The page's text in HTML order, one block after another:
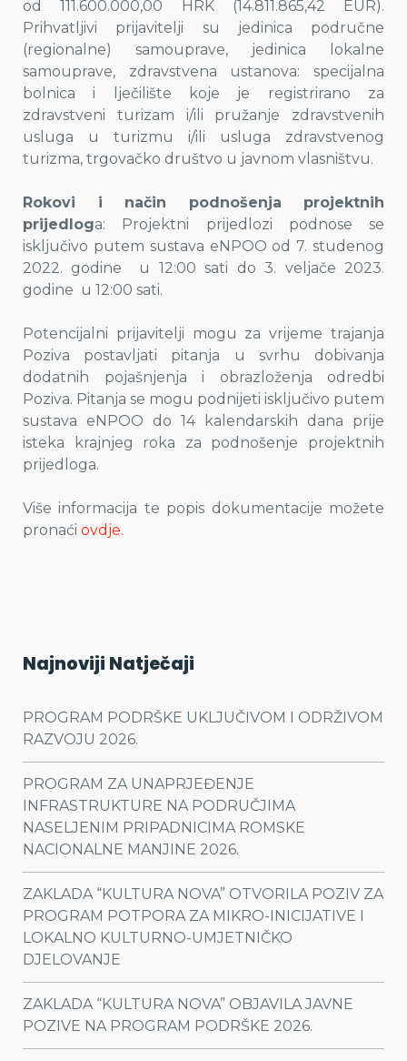
od 111.600.000,00 HRK (14.811.865,42 EUR).
Prihvatljivi prijavitelji su jedinica područne
(regionalne) samouprave, jedinica lokalne
samouprave, zdravstvena ustanova: specijalna
bolnica i lječilište koje je registrirano za
zdravstveni turizam i/ili pružanje zdravstvenih
usluga u turizmu i/ili usluga zdravstvenog
turizma, trgovačko društvo u javnom vlasništvu.
Rokovi i način podnošenja projektnih
prijedloga: Projektni prijedlozi podnose se
isključivo putem sustava eNPOO od 7. studenog
2022. godine u 12:00 sati do 3. veljače 2023.
godine u 12:00 sati.
Potencijalni prijavitelji mogu za vrijeme trajanja
Poziva postavljati pitanja u svrhu dobivanja
dodatnih pojašnjenja i obrazloženja odredbi
Poziva. Pitanja se mogu podnijeti isključivo putem
sustava eNPOO do 14 kalendarskih dana prije
isteka krajnjeg roka za podnošenje projektnih
prijedloga.
Više informacija te popis dokumentacije možete
pronaći ovdje.
Najnoviji Natječaji
PROGRAM PODRŠKE UKLJUČIVOM I ODRŽIVOM
RAZVOJU 2026.
PROGRAM ZA UNAPRJEĐENJE
INFRASTRUKTURE NA PODRUČJIMA
NASELJENIM PRIPADNICIMA ROMSKE
NACIONALNE MANJINE 2026.
ZAKLADA “KULTURA NOVA” OTVORILA POZIV ZA
PROGRAM POTPORA ZA MIKRO-INICIJATIVE I
LOKALNO KULTURNO-UMJETNIČKO
DJELOVANJE
ZAKLADA “KULTURA NOVA” OBJAVILA JAVNE
POZIVE NA PROGRAM PODRŠKE 2026.